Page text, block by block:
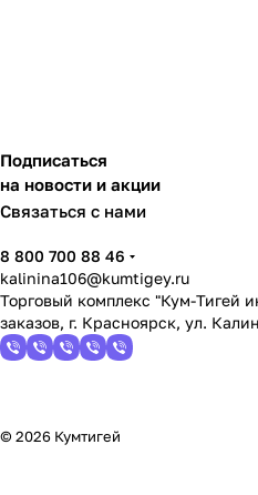
Подписаться
на новости и акции
Связаться с нами
8 800 700 88 46
kalinina106@kumtigey.ru
Торговый комплекс "Кум-Тигей
заказов, г. Красноярск, ул.
© 2026 Кумтигей